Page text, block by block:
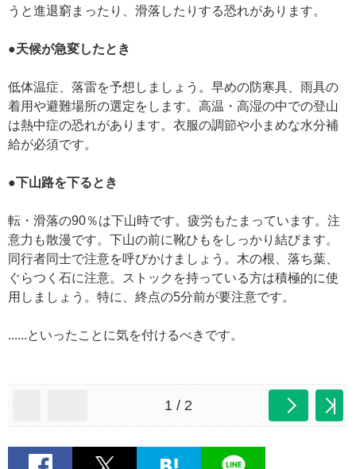
うと進退窮まったり、滑落したりする恐れがあります。
●天候が急変したとき
低体温症、落雷を予想しましょう。早めの防寒具、雨具の
着用や避難場所の選定をします。高温・高湿の中での登山
は熱中症の恐れがあります。衣服の調節や小まめな水分補
給が必須です。
●下山路を下るとき
転・滑落の90％は下山時です。疲労もたまっています。注
意力も散漫です。下山の前に靴ひもをしっかり結びます。
同行者同士で注意を呼びかけましょう。木の根、落ち葉、
ぐらつく石に注意。ストックを持っている方は積極的に使
用しましょう。特に、終点の5分前が要注意です。
......といったことに気を付けるべきです。
1 / 2